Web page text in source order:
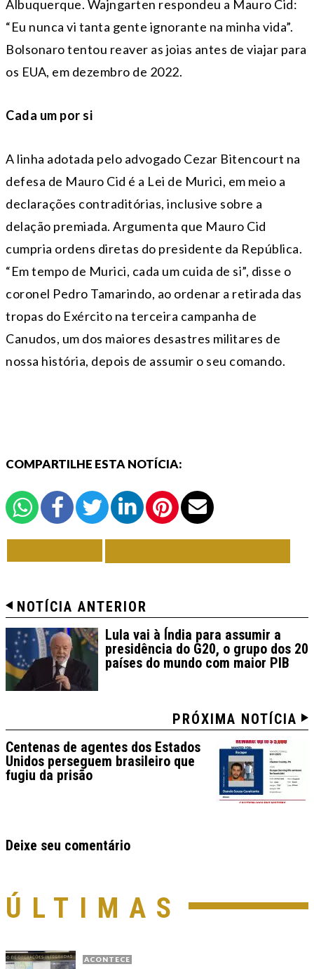
Albuquerque. Wajngarten respondeu a Mauro Cid:
“Eu nunca vi tanta gente ignorante na minha vida”.
Bolsonaro tentou reaver as joias antes de viajar para
os EUA, em dezembro de 2022.
Cada um por si
A linha adotada pelo advogado Cezar Bitencourt na
defesa de Mauro Cid é a Lei de Murici, em meio a
declarações contraditórias, inclusive sobre a
delação premiada. Argumenta que Mauro Cid
cumpria ordens diretas do presidente da República.
“Em tempo de Murici, cada um cuida de si”, disse o
coronel Pedro Tamarindo, ao ordenar a retirada das
tropas do Exército na terceira campanha de
Canudos, um dos maiores desastres militares de
nossa história, depois de assumir o seu comando.
COMPARTILHE ESTA NOTÍCIA:
NOTÍCIA ANTERIOR
Lula vai à Índia para assumir a
presidência do G20, o grupo dos 20
países do mundo com maior PIB
PRÓXIMA NOTÍCIA
Centenas de agentes dos Estados
Unidos perseguem brasileiro que
fugiu da prisão
Deixe seu comentário
ÚLTIMAS
ACONTECE